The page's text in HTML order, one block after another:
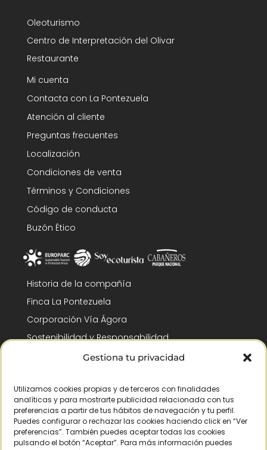
Gestiona tu privacidad
Utilizamos cookies propias y de terceros con finalidades
analíticas y para mostrarte publicidad relacionada con tus
preferencias a partir de tus hábitos de navegación y tu perfil.
Puedes configurar o rechazar las cookies haciendo click en “Ver
preferencias”. También puedes aceptar todas las cookies
pulsando el botón “Aceptar”. Para más información puedes
Oleoturismo
Centro de Interpretación del Olivar
Restaurante
Mi cuenta
Contacta con La Pontezuela
Atención al cliente
Preguntas frecuentes
Localización
Condiciones de venta
Términos y Condiciones
Código de conducta
Buzón Ético
Historia de la compañía
Finca La Pontezuela
Corporación Vía Ágora
Sostenibilidad y Responsabilidad
RSC y Fundación Gómez-Pintado
Reconocimientos